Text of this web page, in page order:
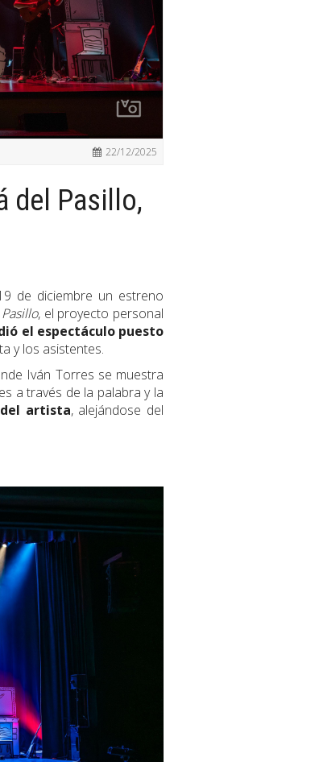
22/12/2025
del Pasillo,
de diciembre un estreno
, el proyecto personal
el espectáculo puesto
y los asistentes.
Iván Torres se muestra
a través de la palabra y la
artista, alejándose del